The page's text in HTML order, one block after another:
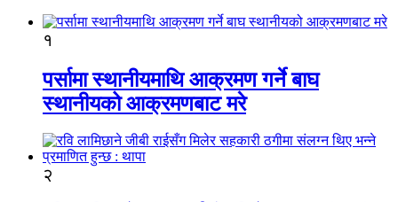
१
पर्सामा स्थानीयमाथि आक्रमण गर्ने बाघ
स्थानीयको आक्रमणबाट मरे
२